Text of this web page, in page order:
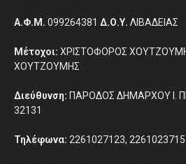
Α.Φ.Μ. 099264381 Δ.Ο.Υ. ΛΙΒΑΔΕΙΑΣ
Μέτοχοι: ΧΡΙΣΤΟΦΟΡΟΣ
ΧΟΥΤΖΟΥΜΗΣ
Διεύθυνση: ΠΑΡΟΔΟΣ ΔΗΜΑΡΧΟΥ Ι.
32131
Τηλέφωνα: 2261027123, 2261023715